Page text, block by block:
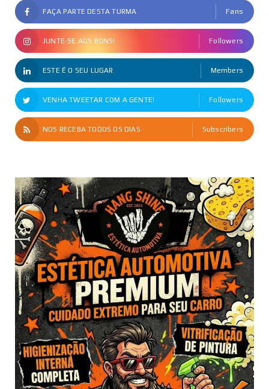
FAÇA PARTE DESTA TURMA Fans
JUNTE-SE AOS BONS! Followers
ESTE É O SEU LUGAR Members
VENHA TWEETAR COM A GENTE! Followers
NOS RECEBA TODOS OS DIAS Subscribers